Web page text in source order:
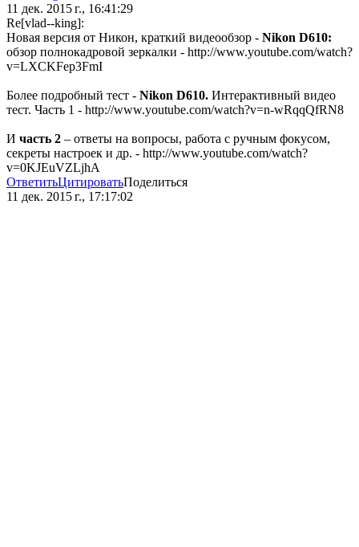
11 дек. 2015 г., 16:41:29
Re[vlad--king]:
Новая версия от Никон, краткий видеообзор - Nikon D610:
обзор полнокадровой зеркалки - http://www.youtube.com/watch?
v=LXCKFep3FmI
Более подробный тест - Nikon D610. Интерактивный видео
тест. Часть 1 - http://www.youtube.com/watch?v=n-wRqqQfRN8
И часть 2 – ответы на вопросы, работа с ручным фокусом,
секреты настроек и др. - http://www.youtube.com/watch?
v=0KJEuVZLjhA
ОтветитьЦитироватьПоделиться
11 дек. 2015 г., 17:17:02